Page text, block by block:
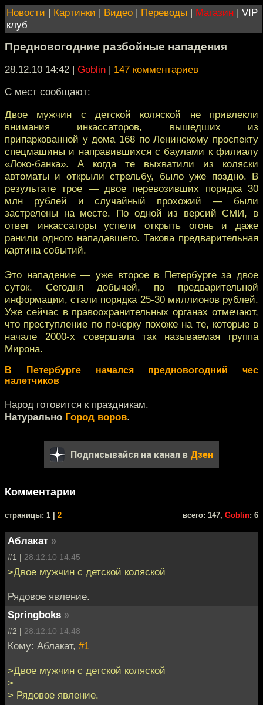
Новости | Картинки | Видео | Переводы | Магазин | VIP
клуб
Предновогодние разбойные нападения
28.12.10 14:42 | Goblin | 147 комментариев
C мест сообщают:
Двое мужчин с детской коляской не привлекли
внимания инкассаторов, вышедших из
припаркованной у дома 168 по Ленинскому проспекту
спецмашины и направившихся с баулами к филиалу
«Локо-банка». А когда те выхватили из коляски
автоматы и открыли стрельбу, было уже поздно. В
результате трое — двое перевозивших порядка 30
млн рублей и случайный прохожий — были
застрелены на месте. По одной из версий СМИ, в
ответ инкассаторы успели открыть огонь и даже
ранили одного нападавшего. Такова предварительная
картина событий.
Это нападение — уже второе в Петербурге за двое
суток. Сегодня добычей, по предварительной
информации, стали порядка 25-30 миллионов рублей.
Уже сейчас в правоохранительных органах отмечают,
что преступление по почерку похоже на те, которые в
начале 2000-х совершала так называемая группа
Мирона.
В Петербурге начался предновогодний чес
налетчиков
Народ готовится к праздникам.
Натурально Город воров.
Подписывайся на канал в Дзен
Комментарии
cтраницы: 1 | 2 всего: 147, Goblin: 6
Аблакат »
#1 | 28.12.10 14:45
>Двое мужчин с детской коляской
Рядовое явление.
Springboks »
#2 | 28.12.10 14:48
Кому: Аблакат, #1
>Двое мужчин с детской коляской
>
> Рядовое явление.